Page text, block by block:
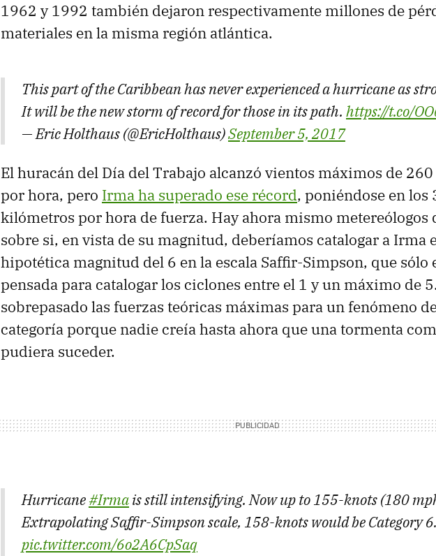
1962 y 1992 también dejaron respectivamente millones de
materiales en la misma región atlántica.
This part of the Caribbean has never experienced a hurricane as
It will be the new storm of record for those in its path. https://t.co/
— Eric Holthaus (@EricHolthaus)September 5, 2017
El huracán del Día del Trabajo alcanzó vientos máximos de
por hora, pero Irma ha superado ese récord, poniéndose en los
kilómetros por hora de fuerza. Hay ahora mismo metereólogos
sobre si, en vista de su magnitud, deberíamos catalogar a Irma
hipotética magnitud del 6 en la escala Saffir-Simpson, que sólo
pensada para catalogar los ciclones entre el 1 y un máximo de
sobrepasado las fuerzas teóricas máximas para un fenómeno
categoría porque nadie creía hasta ahora que una tormenta
pudiera suceder.
Hurricane#Irmais still intensifying. Now up to 155-knots (180
Extrapolating Saffir-Simpson scale, 158-knots would be Category 6.
pic.twitter.com/6o2A6CpSaq